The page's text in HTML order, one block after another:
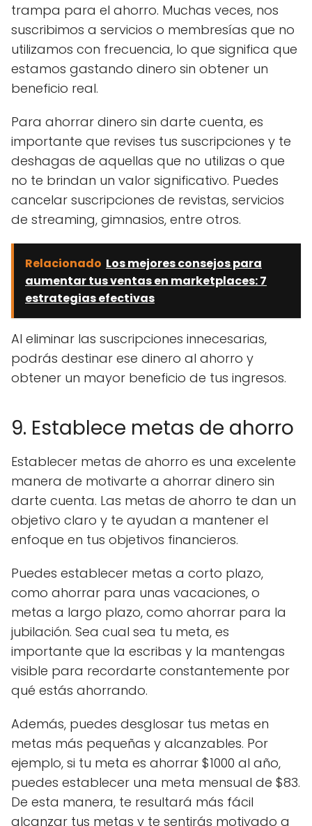
trampa para el ahorro. Muchas veces, nos
suscribimos a servicios o membresías que no
utilizamos con frecuencia, lo que significa que
estamos gastando dinero sin obtener un
beneficio real.
Para ahorrar dinero sin darte cuenta, es
importante que revises tus suscripciones y te
deshagas de aquellas que no utilizas o que
no te brindan un valor significativo. Puedes
cancelar suscripciones de revistas, servicios
de streaming, gimnasios, entre otros.
Relacionado Los mejores consejos para
aumentar tus ventas en marketplaces: 7
estrategias efectivas
Al eliminar las suscripciones innecesarias,
podrás destinar ese dinero al ahorro y
obtener un mayor beneficio de tus ingresos.
9. Establece metas de ahorro
Establecer metas de ahorro es una excelente
manera de motivarte a ahorrar dinero sin
darte cuenta. Las metas de ahorro te dan un
objetivo claro y te ayudan a mantener el
enfoque en tus objetivos financieros.
Puedes establecer metas a corto plazo,
como ahorrar para unas vacaciones, o
metas a largo plazo, como ahorrar para la
jubilación. Sea cual sea tu meta, es
importante que la escribas y la mantengas
visible para recordarte constantemente por
qué estás ahorrando.
Además, puedes desglosar tus metas en
metas más pequeñas y alcanzables. Por
ejemplo, si tu meta es ahorrar $1000 al año,
puedes establecer una meta mensual de $83.
De esta manera, te resultará más fácil
alcanzar tus metas y te sentirás motivado a